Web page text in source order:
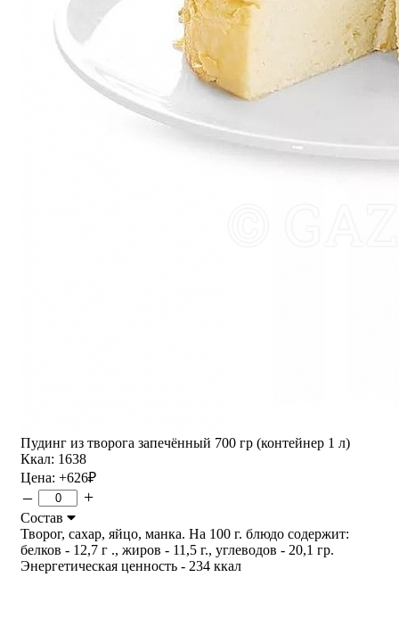
Пудинг из творога запечённый 700 гр (контейнер 1 л)
Ккал: 1638
Цена: +626₽
– +
Состав
Творог, сахар, яйцо, манка. На 100 г. блюдо содержит:
белков - 12,7 г ., жиров - 11,5 г., углеводов - 20,1 гр.
Энергетическая ценность - 234 ккал